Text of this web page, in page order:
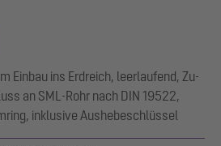
Einbau ins Erdreich, leerlaufend, Zu-
an SML-Rohr nach DIN 19522,
inklusive Aushebeschlüssel